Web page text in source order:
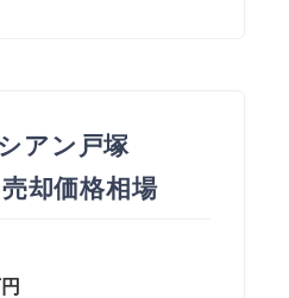
アン戸塚
却価格相場